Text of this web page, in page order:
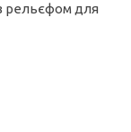
рельєфом для